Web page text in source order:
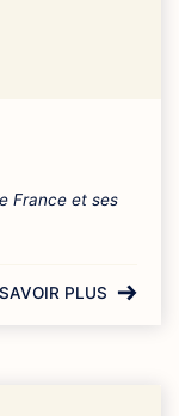
France et ses
PLUS